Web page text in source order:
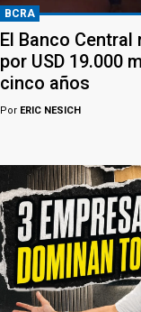
BCRA
El Banco
por USD 19.000
cinco años
Por ERIC NESICH